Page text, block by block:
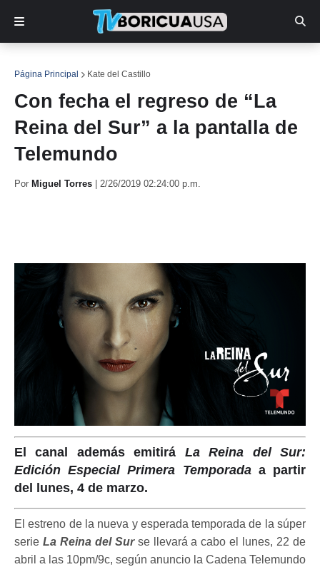
Página Principal Kate del Castillo
Con fecha el regreso de “La
Reina del Sur” a la pantalla de
Telemundo
Por Miguel Torres 2/26/2019 02:24:00 p.m.
El canal además emitirá La Reina del Sur:
Edición Especial Primera Temporadaa partir
del lunes, 4 de marzo.
El estreno de la nueva y esperada temporada de la súper
serie La Reina del Surse llevará a cabo el lunes, 22 de
abril a las 10pm/9c, según anuncio la Cadena Telemundo